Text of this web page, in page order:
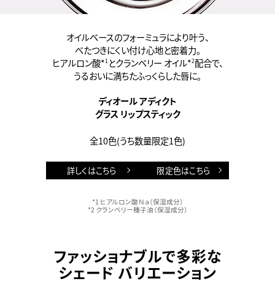
オイルベースのフォーミュラにより叶う、
べたつきにくい付け心地と密着力。
ヒアルロン酸*1 とクランベリー オイル*2配合で、
うるおいに満ちたふっくらした唇に。
ディオール アディクト
グラス リップスティック
全10色(うち数量限定1色)
詳しくはこちら 限定色はこちら
*1 ヒアルロン酸Ｎａ（保湿成分）
*2 クランベリー種子油（保湿成分）
ファッショナブルで多彩な
シェード バリエーション